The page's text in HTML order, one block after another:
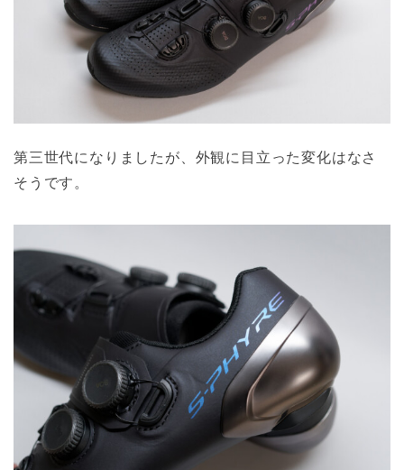
第三世代になりましたが、外観に目立った変化はなさ
そうです。